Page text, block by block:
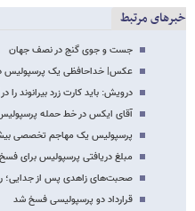
خبرهای مرتبط
جست و جوی گنج در نصف جهان
عکس‌| خداحافظی یک پرسپولیس
درویش: باید کارت زرد بیرانوند
آقای ایکس در خط حمله
پرسپولیس یک مهاجم تخصصی
مبلغ دریافتی پرسپولیس برای فسخ
صحبت‌های زاهدی پس از جدایی؛
قرارداد دو پرسپولیسی فسخ شد